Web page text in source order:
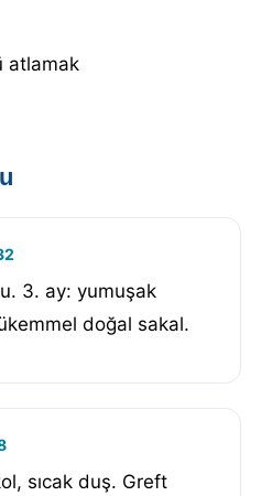
atlamak
3. ay: yumuşak
doğal sakal.
sıcak duş. Greft